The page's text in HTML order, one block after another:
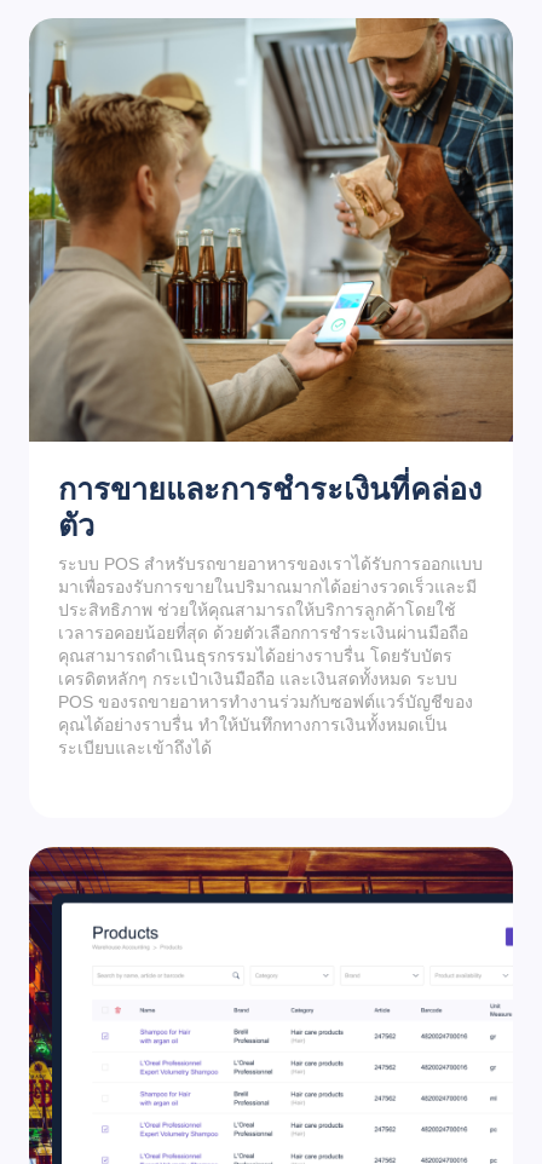
การขายและการชำระเงินที่คล่อง
ตัว
ระบบ POS สำหรับรถขายอาหารของเราได้รับการออกแบบ
มาเพื่อรองรับการขายในปริมาณมากได้อย่างรวดเร็วและมี
ประสิทธิภาพ ช่วยให้คุณสามารถให้บริการลูกค้าโดยใช้
เวลารอคอยน้อยที่สุด ด้วยตัวเลือกการชำระเงินผ่านมือถือ
คุณสามารถดำเนินธุรกรรมได้อย่างราบรื่น โดยรับบัตร
เครดิตหลักๆ กระเป๋าเงินมือถือ และเงินสดทั้งหมด ระบบ
POS ของรถขายอาหารทำงานร่วมกับซอฟต์แวร์บัญชีของ
คุณได้อย่างราบรื่น ทำให้บันทึกทางการเงินทั้งหมดเป็น
ระเบียบและเข้าถึงได้